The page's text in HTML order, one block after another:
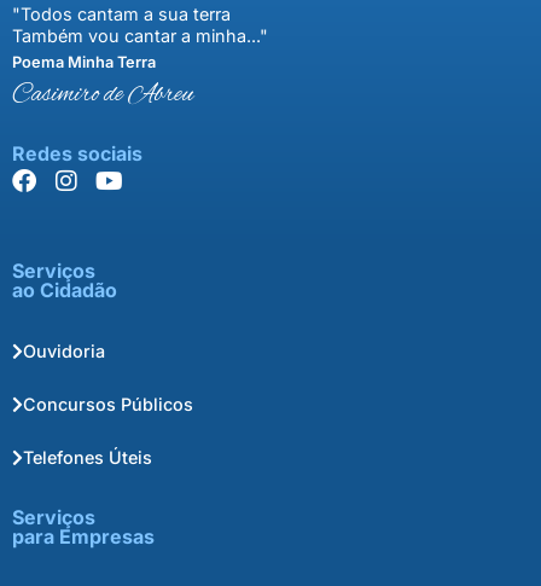
"Todos cantam a sua terra
Também vou cantar a minha..."
Poema Minha Terra
Casimiro de Abreu
Redes sociais
Serviços
ao Cidadão
Ouvidoria
Concursos Públicos
Telefones Úteis
Serviços
para Empresas